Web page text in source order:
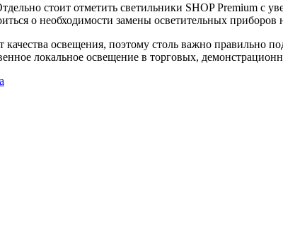
стоит отметить светильники SHOP Premium с
о необходимости замены осветительных
освещения, поэтому столь важно правильно
локальное освещение в торговых,